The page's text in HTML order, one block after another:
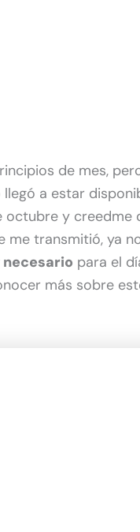
de mes,
a estar
y creedme
me transmitió, ya
necesario para el
más sobre